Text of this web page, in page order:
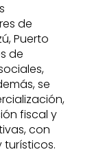
de
Puerto
de
se
fiscal y
con